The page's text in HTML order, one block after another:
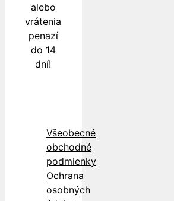
alebo
vrátenia
penazí
do 14
dní!
Všeobecné
obchodné
podmienky
Ochrana
osobných